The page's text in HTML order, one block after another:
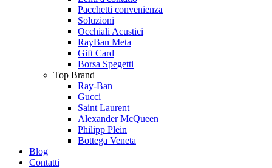
Pacchetti convenienza
Soluzioni
Occhiali Acustici
RayBan Meta
Gift Card
Borsa Spegetti
Top Brand
Ray-Ban
Gucci
Saint Laurent
Alexander McQueen
Philipp Plein
Bottega Veneta
Blog
Contatti